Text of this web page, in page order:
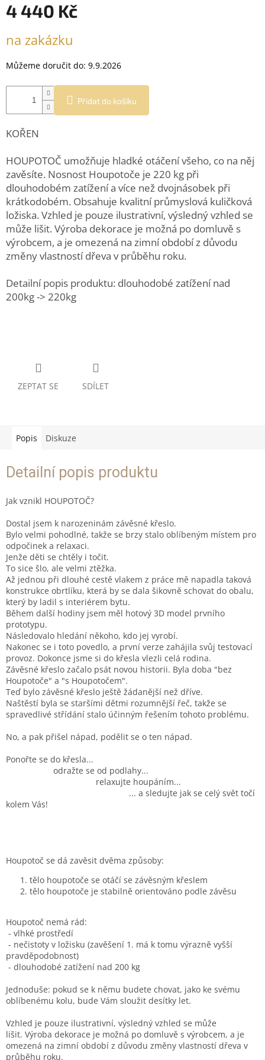
4 440 Kč
cena:
na zakázku
Můžeme doručit do: 9.9.2026
Přidat do košíku
KOŘEN
HOUPOTOČ umožňuje hladké otáčení všeho, co na něj
zavěsíte. Nosnost Houpotoče je 220 kg při
dlouhodobém zatížení a více než dvojnásobek při
krátkodobém. Obsahuje kvalitní průmyslová kuličková
ložiska. Vzhled je pouze ilustrativní, výsledný vzhled se
může lišit. Výroba dekorace je možná po domluvě s
výrobcem, a je omezená na zimní období z důvodu
změny vlastností dřeva v průběhu roku.
Detailní popis produktu: dlouhodobé zatížení nad
200kg -> 220kg
ZEPTAT SE SDÍLET
Popis Diskuze
Detailní popis produktu
Jak vznikl HOUPOTOČ?
Dostal jsem k narozeninám závěsné křeslo.
Bylo velmi pohodlné, takže se brzy stalo oblíbeným místem pro
odpočinek a relaxaci.
Jenže děti se chtěly i točit.
To sice šlo, ale velmi ztěžka.
Až jednou při dlouhé cestě vlakem z práce mě napadla taková
konstrukce obrtlíku, která by se dala šikovně schovat do obalu,
který by ladil s interiérem bytu.
Během další hodiny jsem měl hotový 3D model prvního
prototypu.
Následovalo hledání někoho, kdo jej vyrobí.
Nakonec se i toto povedlo, a první verze zahájila svůj testovací
provoz. Dokonce jsme si do křesla vlezli celá rodina.
Závěsné křeslo začalo psát novou historii. Byla doba "bez
Houpotoče" a "s Houpotočem".
Teď bylo závěsné křeslo ještě žádanější než dříve.
Naštěstí byla se staršími dětmi rozumnější řeč, takže se
spravedlivé střídání stalo účinným řešením tohoto problému.
No, a pak přišel nápad, podělit se o ten nápad.
Ponořte se do křesla...
odražte se od podlahy...
relaxujte houpáním...
... a sledujte jak se celý svět točí
kolem Vás!
Houpotoč se dá zavěsit dvěma způsoby:
tělo houpotoče se otáčí se závěsným křeslem
tělo houpotoče je stabilně orientováno podle závěsu
Houpotoč nemá rád:
- vlhké prostředí
- nečistoty v ložisku (zavěšení 1. má k tomu výrazně vyšší
pravděpodobnost)
- dlouhodobé zatížení nad 200 kg
Jednoduše: pokud se k němu budete chovat, jako ke svému
oblíbenému kolu, bude Vám sloužit desítky let.
Vzhled je pouze ilustrativní, výsledný vzhled se může
lišit. Výroba dekorace je možná po domluvě s výrobcem, a je
omezená na zimní období z důvodu změny vlastností dřeva v
průběhu roku.